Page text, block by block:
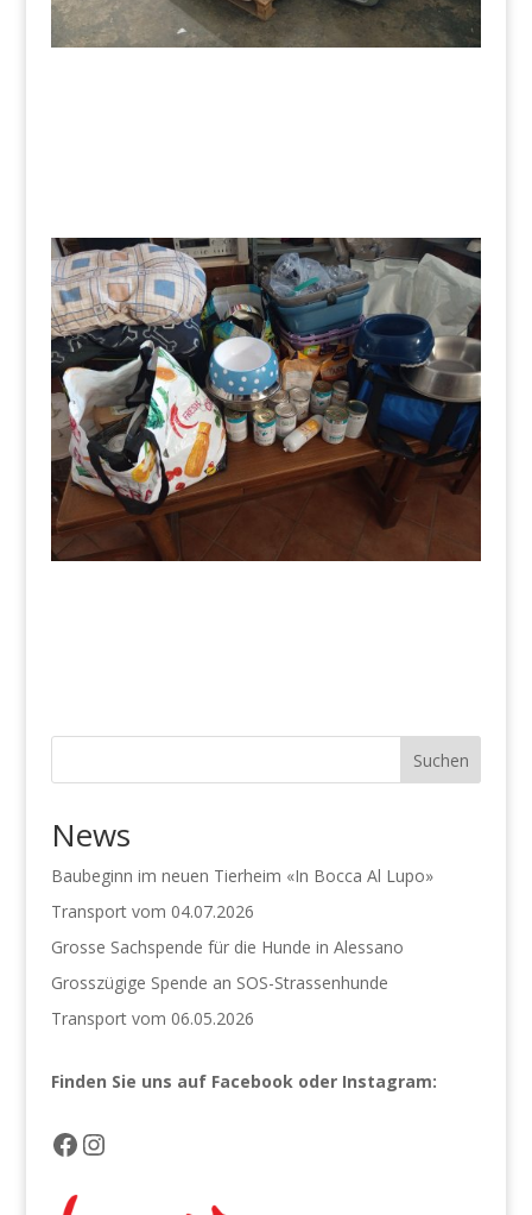
Suchen
News
Baubeginn im neuen Tierheim «In Bocca Al Lupo»
Transport vom 04.07.2026
Grosse Sachspende für die Hunde in Alessano
Grosszügige Spende an SOS-Strassenhunde
Transport vom 06.05.2026
Finden Sie uns auf Facebook oder Instagram:
Facebook
Instagram